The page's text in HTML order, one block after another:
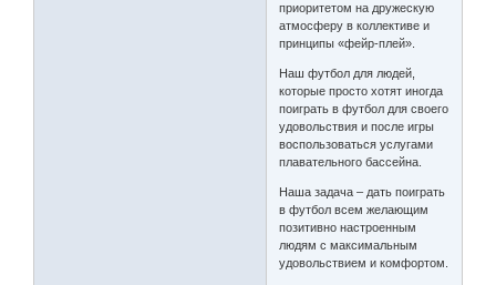
приоритетом на дружескую
атмосферу в коллективе и
принципы «фейр-плей».
Наш футбол для людей,
которые просто хотят иногда
поиграть в футбол для своего
удовольствия и после игры
воспользоваться услугами
плавательного бассейна.
Наша задача – дать поиграть
в футбол всем желающим
позитивно настроенным
людям с максимальным
удовольствием и комфортом.